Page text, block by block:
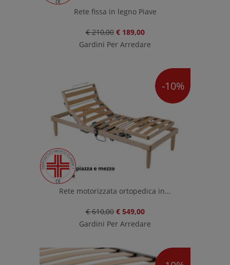
Rete fissa in legno Piave
€ 210,00 € 189,00
Gardini Per Arredare
-10%
Rete motorizzata ortopedica in...
€ 610,00 € 549,00
Gardini Per Arredare